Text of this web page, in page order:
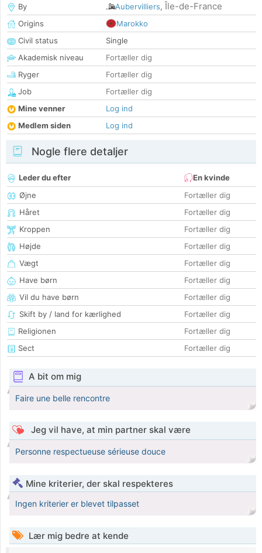
By
Aubervilliers, Île-de-France
Origins
Marokko
Civil status
Single
Akademisk niveau
Fortæller dig
Ryger
Fortæller dig
Job
Fortæller dig
Mine venner
Log ind
Medlem siden
Log ind
Nogle flere detaljer
Leder du efter
En kvinde
Øjne
Fortæller dig
Håret
Fortæller dig
Kroppen
Fortæller dig
Højde
Fortæller dig
Vægt
Fortæller dig
Have børn
Fortæller dig
Vil du have børn
Fortæller dig
Skift by / land for kærlighed
Fortæller dig
Religionen
Fortæller dig
Sect
Fortæller dig
A bit om mig
Faire une belle rencontre
Jeg vil have, at min partner skal være
Personne respectueuse sérieuse douce
Mine kriterier, der skal respekteres
Ingen kriterier er blevet tilpasset
Lær mig bedre at kende